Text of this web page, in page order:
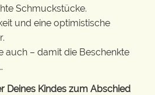
Schmuckstücke.
und eine optimistische
auch – damit die Beschenkte
Deines Kindes zum Abschied